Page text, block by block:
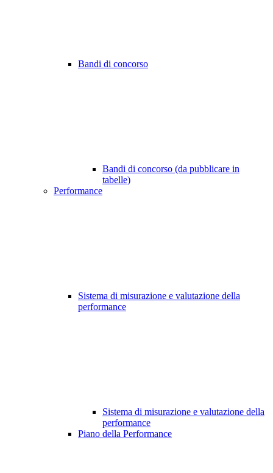
Bandi di concorso
Bandi di concorso (da pubblicare in
tabelle)
Performance
Sistema di misurazione e valutazione della
performance
Sistema di misurazione e valutazione della
performance
Piano della Performance